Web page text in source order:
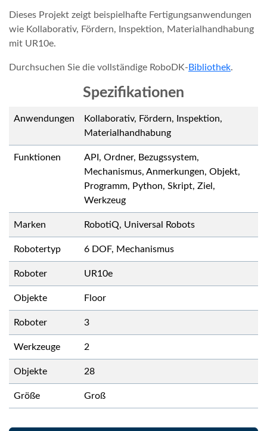
Dieses Projekt zeigt beispielhafte Fertigungsanwendungen
wie Kollaborativ, Fördern, Inspektion, Materialhandhabung
mit UR10e.
Durchsuchen Sie die vollständige RoboDK- Bibliothek.
Spezifikationen
Anwendungen
Kollaborativ, Fördern, Inspektion,
Materialhandhabung
Funktionen
API, Ordner, Bezugssystem,
Mechanismus, Anmerkungen, Objekt,
Programm, Python, Skript, Ziel,
Werkzeug
Marken RobotiQ, Universal Robots
Robotertyp 6 DOF, Mechanismus
Roboter UR10e
Objekte Floor
Roboter 3
Werkzeuge 2
Objekte 28
Größe Groß